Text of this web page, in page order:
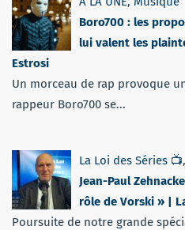
Boro700 : les
lui valent les
Estrosi
Un morceau de rap provoque
rappeur Boro700 se...
La Loi des Séries 📺,
Jean-Paul
rôle de Vorski » |
Poursuite de notre grande